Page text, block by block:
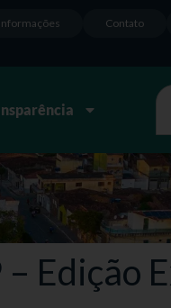
Contato
Informações
Edição